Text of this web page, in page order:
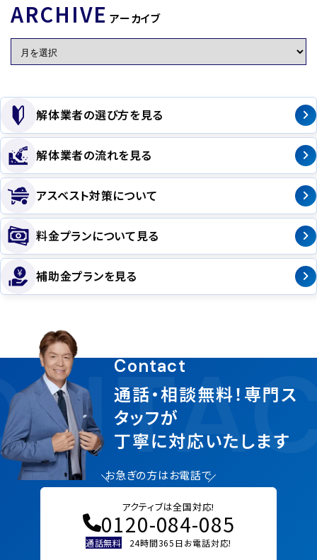
ARCHIVE アーカイブ
解体業者の選び方を見る
解体業者の流れを見る
アスベスト対策について
料金プランについて見る
補助金プランを見る
Contact
通話・相談無料！専門ス
タッフが
丁寧に対応いたします
お急ぎの方はお電話で
アクティブは全国対応!
0120-084-085
通話無料 24時間365日お電話対応!